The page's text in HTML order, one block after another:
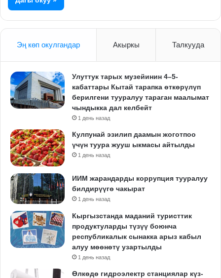
Эң көп окулгандар Акыркы Талкууда
Улуттук тарых музейинин 4–5-
кабаттары Кытай тарапка өткөрүлүп
берилгени тууралуу тараган маалымат
чындыкка дал келбейт
1 день назад
Кулпунай эзилип даамын жоготпоо
үчүн туура жууш ыкмасы айтылды
1 день назад
ИИМ жарандарды коррупция тууралуу
билдирүүгө чакырат
1 день назад
Кыргызстанда маданий туристтик
продуктуларды түзүү боюнча
республикалык сынакка арыз кабыл
алуу мөөнөтү узартылды
1 день назад
Өлкөдө гидроэлектр станциялар күз-